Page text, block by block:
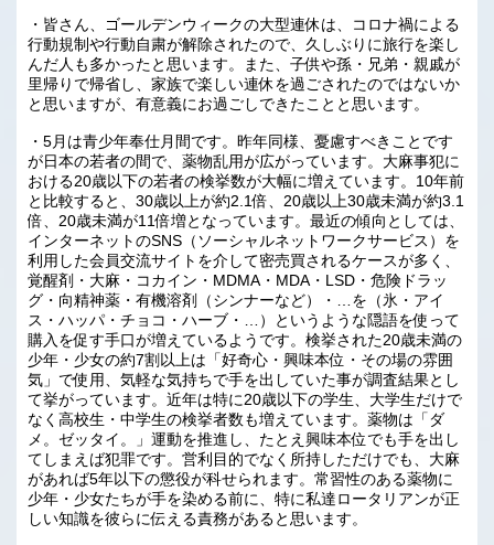
・皆さん、ゴールデンウィークの大型連休は、コロナ禍による
行動規制や行動自粛が解除されたので、久しぶりに旅行を楽し
んだ人も多かったと思います。また、子供や孫・兄弟・親戚が
里帰りで帰省し、家族で楽しい連休を過ごされたのではないか
と思いますが、有意義にお過ごしできたことと思います。
・5月は青少年奉仕月間です。昨年同様、憂慮すべきことです
が日本の若者の間で、薬物乱用が広がっています。大麻事犯に
おける20歳以下の若者の検挙数が大幅に増えています。10年前
と比較すると、30歳以上が約2.1倍、20歳以上30歳未満が約3.1
倍、20歳未満が11倍増となっています。最近の傾向としては、
インターネットのSNS（ソーシャルネットワークサービス）を
利用した会員交流サイトを介して密売買されるケースが多く、
覚醒剤・大麻・コカイン・MDMA・MDA・LSD・危険ドラッ
グ・向精神薬・有機溶剤（シンナーなど）・…を（氷・アイ
ス・ハッパ・チョコ・ハーブ・…）というような隠語を使って
購入を促す手口が増えているようです。検挙された20歳未満の
少年・少女の約7割以上は「好奇心・興味本位・その場の雰囲
気」で使用、気軽な気持ちで手を出していた事が調査結果とし
て挙がっています。近年は特に20歳以下の学生、大学生だけで
なく高校生・中学生の検挙者数も増えています。薬物は「ダ
メ。ゼッタイ。」運動を推進し、たとえ興味本位でも手を出し
てしまえば犯罪です。営利目的でなく所持しただけでも、大麻
があれば5年以下の懲役が科せられます。常習性のある薬物に
少年・少女たちが手を染める前に、特に私達ロータリアンが正
しい知識を彼らに伝える責務があると思います。